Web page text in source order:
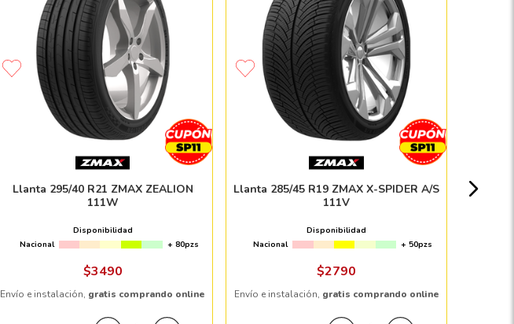
Llanta 295/40 R21 ZMAX ZEALION
111W
Disponibilidad
Nacional
+ 80pzs
$3490
Envío e instalación, gratis comprando online
Llanta 285/45 R19 ZMAX X-SPIDER A/S
111V
Disponibilidad
Nacional
+ 50pzs
$2790
Envío e instalación, gratis comprando online